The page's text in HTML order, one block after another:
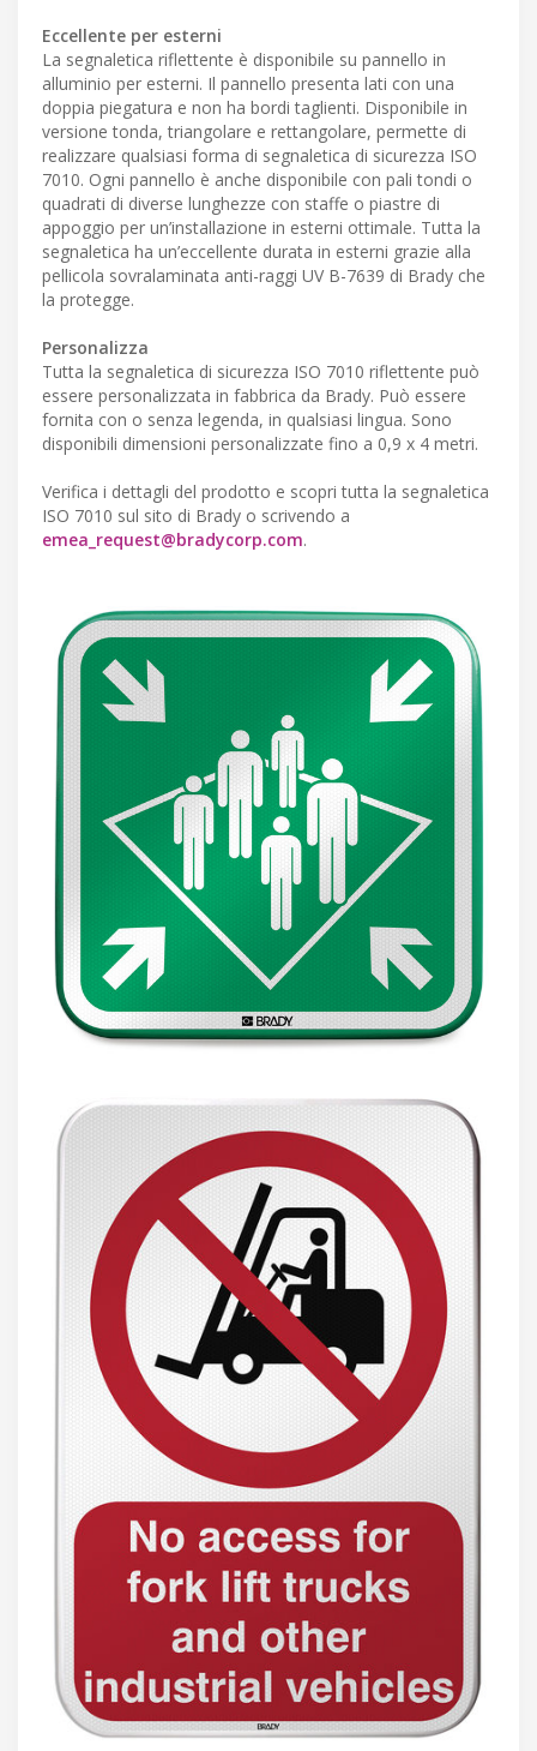
Eccellente per esterni
La segnaletica riflettente è disponibile su pannello in
alluminio per esterni. Il pannello presenta lati con una
doppia piegatura e non ha bordi taglienti. Disponibile in
versione tonda, triangolare e rettangolare, permette di
realizzare qualsiasi forma di segnaletica di sicurezza ISO
7010. Ogni pannello è anche disponibile con pali tondi o
quadrati di diverse lunghezze con staffe o piastre di
appoggio per un’installazione in esterni ottimale. Tutta la
segnaletica ha un’eccellente durata in esterni grazie alla
pellicola sovralaminata anti-raggi UV B-7639 di Brady che
la protegge.
Personalizza
Tutta la segnaletica di sicurezza ISO 7010 riflettente può
essere personalizzata in fabbrica da Brady. Può essere
fornita con o senza legenda, in qualsiasi lingua. Sono
disponibili dimensioni personalizzate fino a 0,9 x 4 metri.
Verifica i dettagli del prodotto e scopri tutta la segnaletica
ISO 7010 sul sito di Brady o scrivendo a
emea_request@bradycorp.com.